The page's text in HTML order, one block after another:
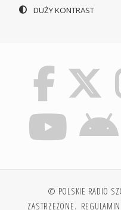
DUŻY KONTRAST
© POLSKIE RADIO
ZASTRZEŻONE.